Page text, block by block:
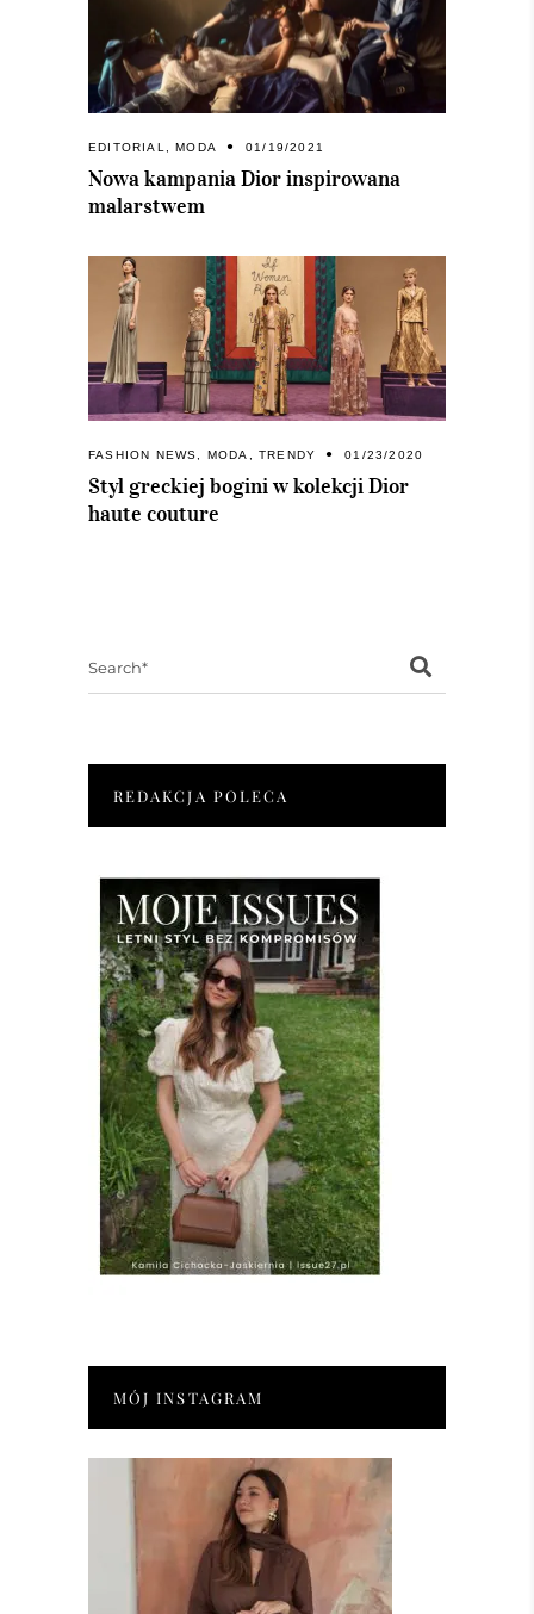
EDITORIAL,MODA 01/19/2021
Nowa kampania Dior inspirowana
malarstwem
FASHION NEWS MODA ,TRENDY 01/23/2020
Styl greckiej bogini w kolekcji Dior
haute couture
REDAKCJA POLECA
MÓJ INSTAGRAM